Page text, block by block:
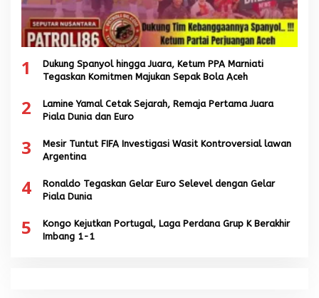
1
Dukung Spanyol hingga Juara, Ketum PPA Marniati
Tegaskan Komitmen Majukan Sepak Bola Aceh
2
Lamine Yamal Cetak Sejarah, Remaja Pertama Juara
Piala Dunia dan Euro
3
Mesir Tuntut FIFA Investigasi Wasit Kontroversial lawan
Argentina
4
Ronaldo Tegaskan Gelar Euro Selevel dengan Gelar
Piala Dunia
5
Kongo Kejutkan Portugal, Laga Perdana Grup K Berakhir
Imbang 1-1